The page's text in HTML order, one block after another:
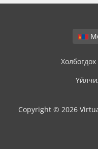
Холбогдох
Copyright © 2026